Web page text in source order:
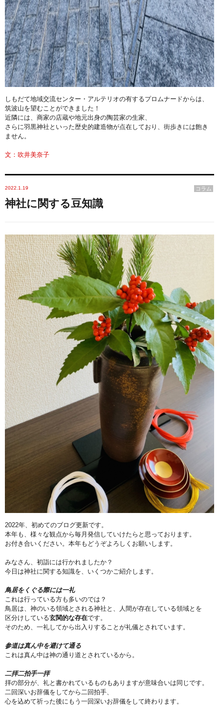
しもだて地域交流センター・アルテリオの有するプロムナードからは、
筑波山を望むことができました！
近隣には、商家の店蔵や地元出身の陶芸家の生家、
さらに羽黒神社といった歴史的建造物が点在しており、街歩きには飽き
ません。
文：吹井美奈子
2022.1.19 コラム
神社に関する豆知識
2022年、初めてのブログ更新です。
本年も、様々な観点から毎月発信していけたらと思っております。
お付き合いください。本年もどうぞよろしくお願いします。
みなさん、初詣には行かれましたか？
今日は神社に関する知識を、いくつかご紹介します。
鳥居をくぐる際には一礼
これは行っている方も多いのでは？
鳥居は、神のいる領域とされる神社と、人間が存在している領域とを
区分けしている玄関的な存在です。
そのため、一礼してから出入りすることが礼儀とされています。
参道は真ん中を避けて通る
これは真ん中は神の通り道とされているから。
二拝二拍手一拝
拝の部分が、礼と書かれているものもありますが意味合いは同じです。
二回深いお辞儀をしてから二回拍手、
心を込めて祈った後にもう一回深いお辞儀をして終わります。